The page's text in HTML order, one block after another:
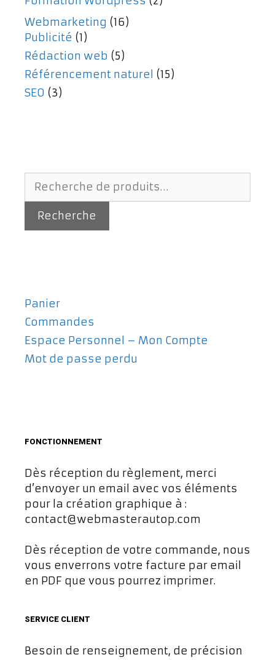
Webmarketing (16)
Publicité (1)
Rédaction web (5)
Référencement naturel (15)
SEO (3)
Recherche
pour :
Recherche
Panier
Commandes
Espace Personnel – Mon Compte
Mot de passe perdu
FONCTIONNEMENT
Dès réception du règlement, merci
d’envoyer un email avec vos éléments
pour la création graphique à :
contact@webmasterautop.com
Dès réception de votre commande, nous
vous enverrons votre facture par email
en PDF que vous pourrez imprimer.
SERVICE CLIENT
Besoin de renseignement, de précision